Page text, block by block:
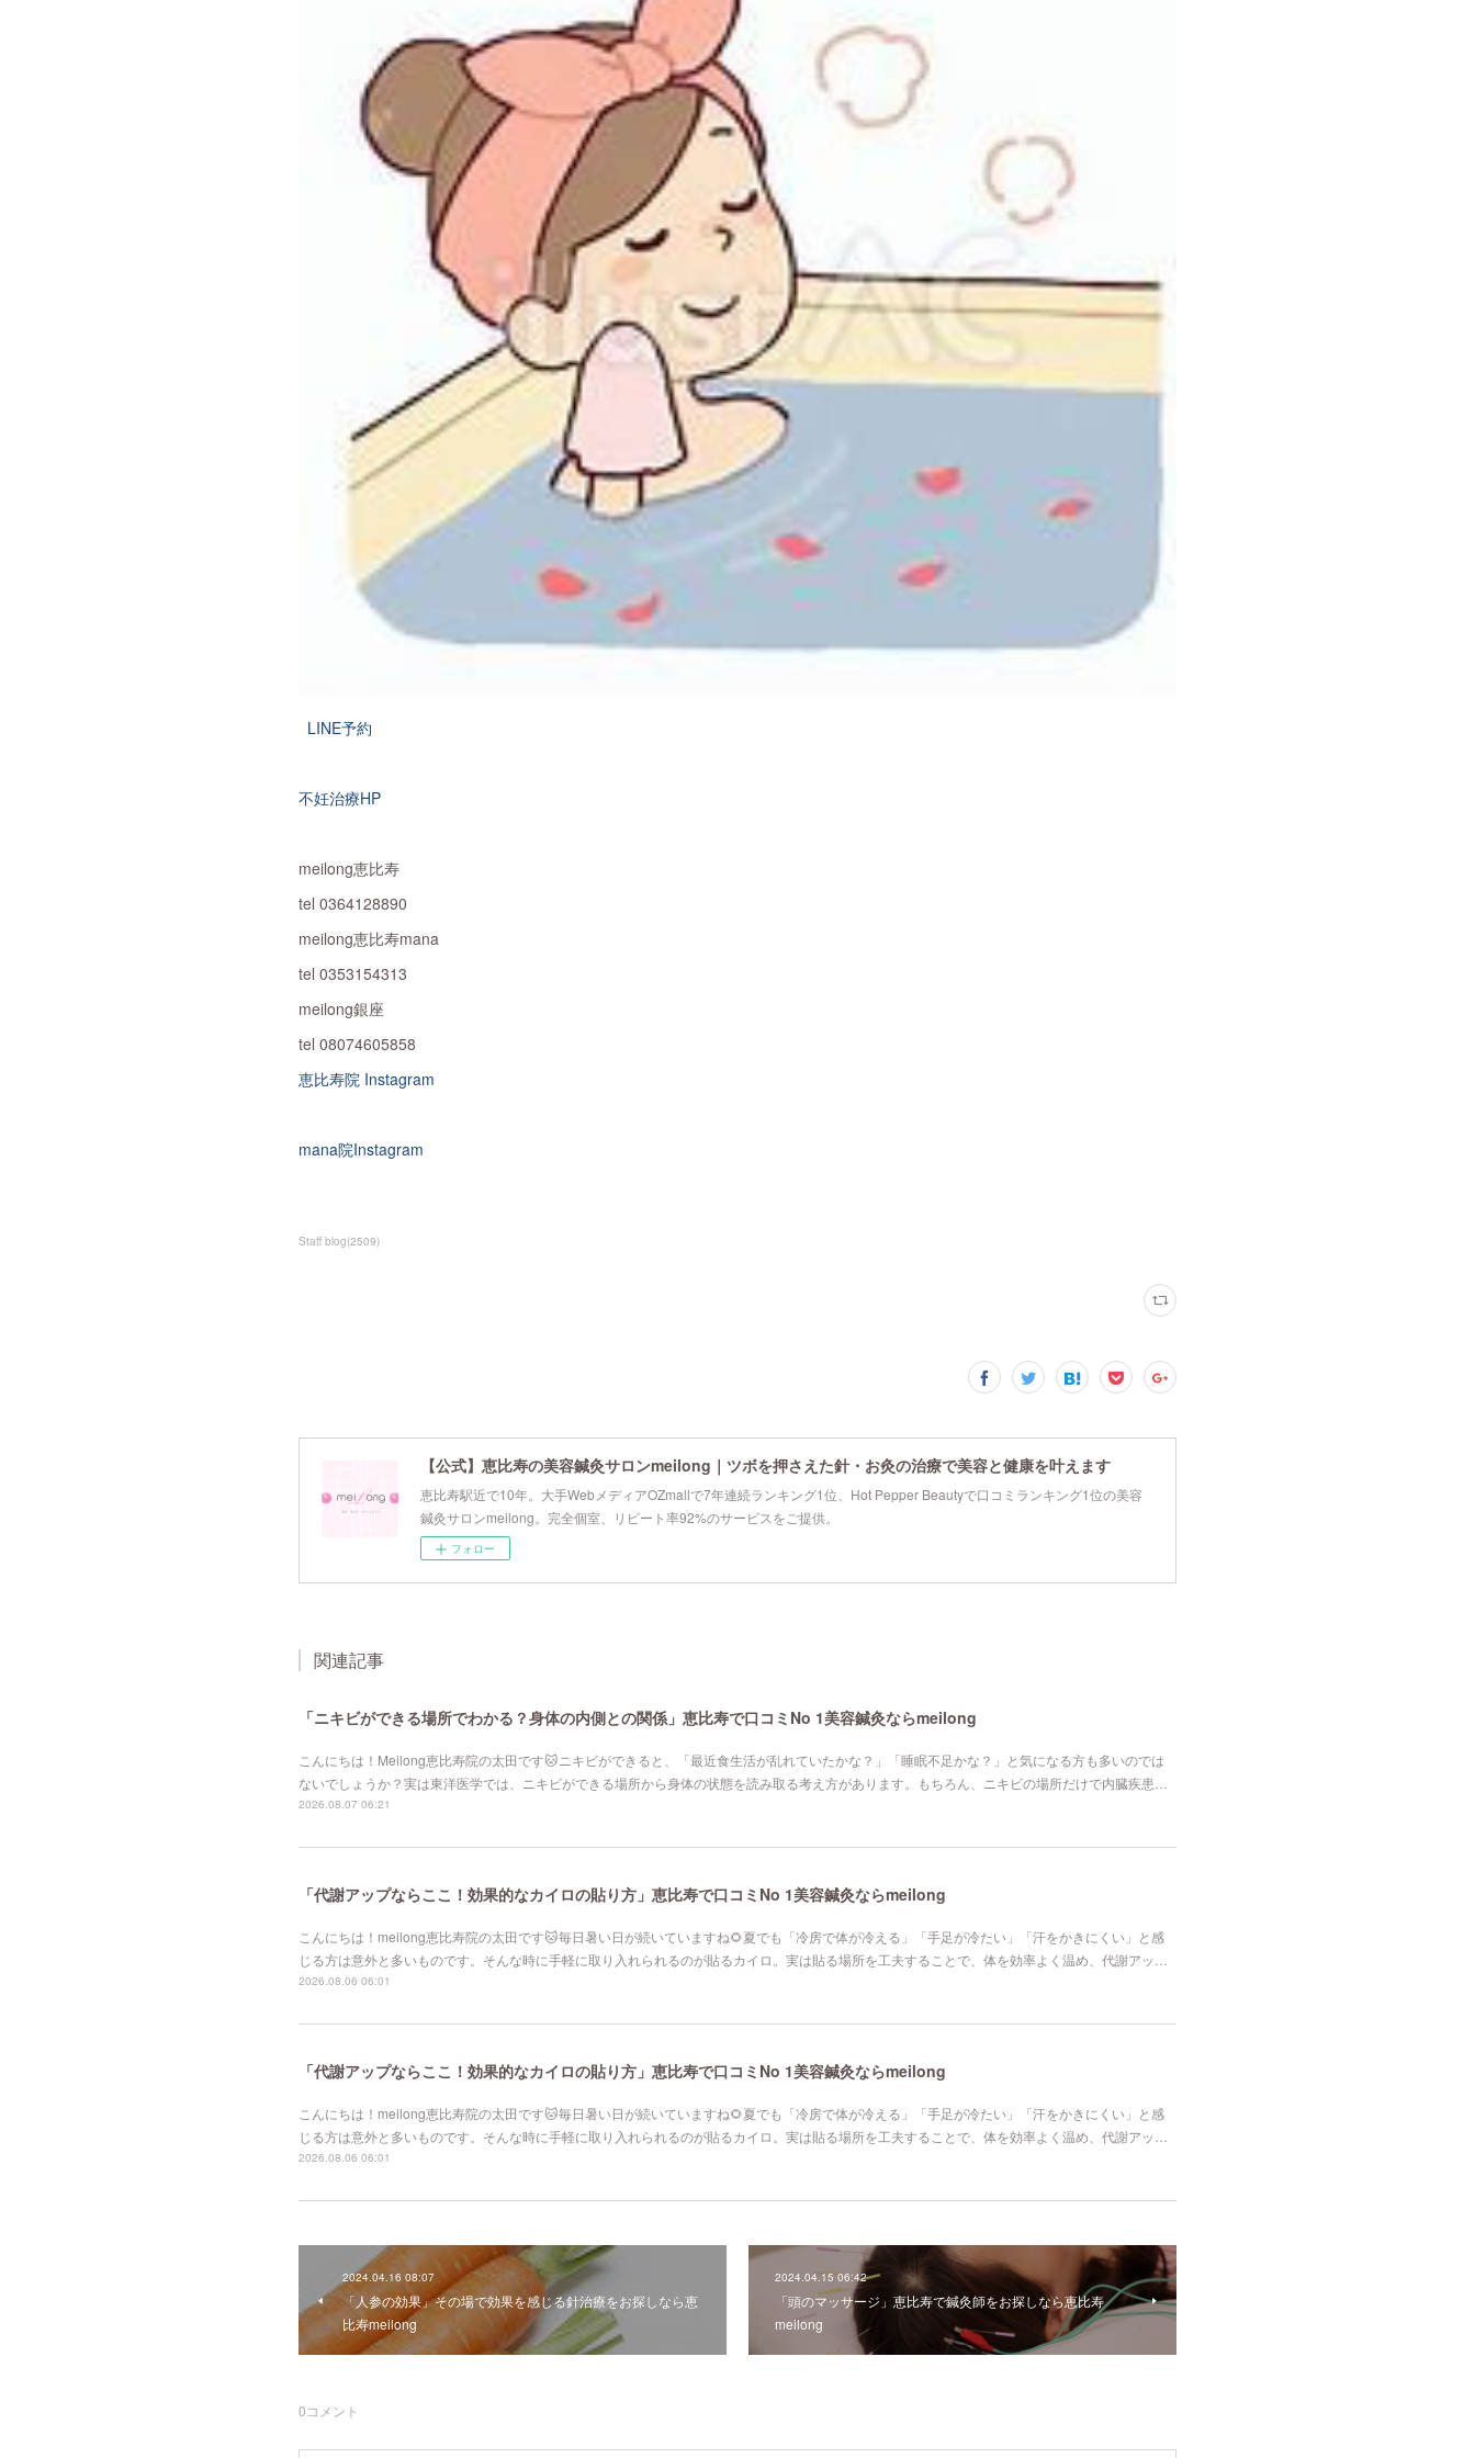
LINE予約
不妊治療HP
meilong恵比寿
tel 0364128890
meilong恵比寿mana
tel 0353154313
meilong銀座
tel 08074605858
恵比寿院 Instagram
mana院Instagram
Staff blog(2509)
【公式】恵比寿の美容鍼灸サロンmeilong｜ツボを押さえた針・お灸の治療で美容と健康を叶えます
恵比寿駅近で10年。大手WebメディアOZmallで7年連続ランキング1位、Hot Pepper Beautyで口コミランキング1位の美容
鍼灸サロンmeilong。完全個室、リピート率92%のサービスをご提供。
フォロー
関連記事
「ニキビができる場所でわかる？身体の内側との関係」恵比寿で口コミNo 1美容鍼灸ならmeilong
こんにちは！Meilong恵比寿院の太田です🐱ニキビができると、「最近食生活が乱れていたかな？」「睡眠不足かな？」と気になる方も多いのでは
ないでしょうか？実は東洋医学では、ニキビができる場所から身体の状態を読み取る考え方があります。もちろん、ニキビの場所だけで内臓疾患…
2026.08.07 06:21
「代謝アップならここ！効果的なカイロの貼り方」恵比寿で口コミNo 1美容鍼灸ならmeilong
こんにちは！meilong恵比寿院の太田です🐱毎日暑い日が続いていますね🌻夏でも「冷房で体が冷える」「手足が冷たい」「汗をかきにくい」と感
じる方は意外と多いものです。そんな時に手軽に取り入れられるのが貼るカイロ。実は貼る場所を工夫することで、体を効率よく温め、代謝アッ…
2026.08.06 06:01
「代謝アップならここ！効果的なカイロの貼り方」恵比寿で口コミNo 1美容鍼灸ならmeilong
こんにちは！meilong恵比寿院の太田です🐱毎日暑い日が続いていますね🌻夏でも「冷房で体が冷える」「手足が冷たい」「汗をかきにくい」と感
じる方は意外と多いものです。そんな時に手軽に取り入れられるのが貼るカイロ。実は貼る場所を工夫することで、体を効率よく温め、代謝アッ…
2026.08.06 06:01
2024.04.16 08:07
「人参の効果」その場で効果を感じる針治療をお探しなら恵
比寿meilong
2024.04.15 06:42
「頭のマッサージ」恵比寿で鍼灸師をお探しなら恵比寿
meilong
0コメント